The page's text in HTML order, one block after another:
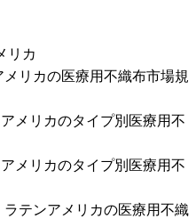
リカ
リカの医療用不織布市場規
メリカのタイプ別医療用不
メリカのタイプ別医療用不
テンアメリカの医療用不織